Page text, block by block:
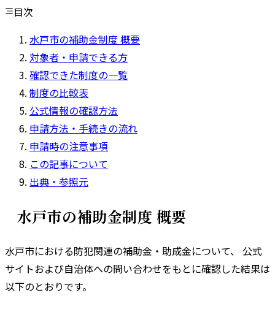
目次
水戸市の補助金制度 概要
対象者・申請できる方
確認できた制度の一覧
制度の比較表
公式情報の確認方法
申請方法・手続きの流れ
申請時の注意事項
この記事について
出典・参照元
水戸市の補助金制度 概要
水戸市における防犯関連の補助金・助成金について、 公式
サイトおよび自治体への問い合わせをもとに確認した結果は
以下のとおりです。